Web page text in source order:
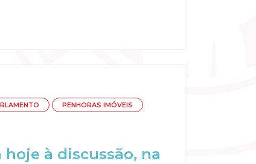
PENHORAS IMÓVEIS
à discussão, na